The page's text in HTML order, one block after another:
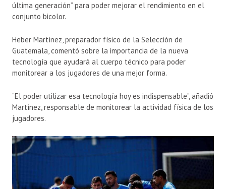
última generación” para poder mejorar el rendimiento en el
conjunto bicolor.
Heber Martínez, preparador físico de la Selección de
Guatemala, comentó sobre la importancia de la nueva
tecnología que ayudará al cuerpo técnico para poder
monitorear a los jugadores de una mejor forma.
“El poder utilizar esa tecnología hoy es indispensable”, añadió
Martínez, responsable de monitorear la actividad física de los
jugadores.